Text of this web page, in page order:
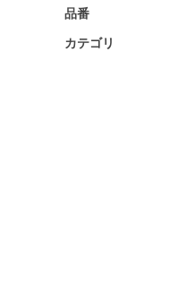
品番
カテゴリ